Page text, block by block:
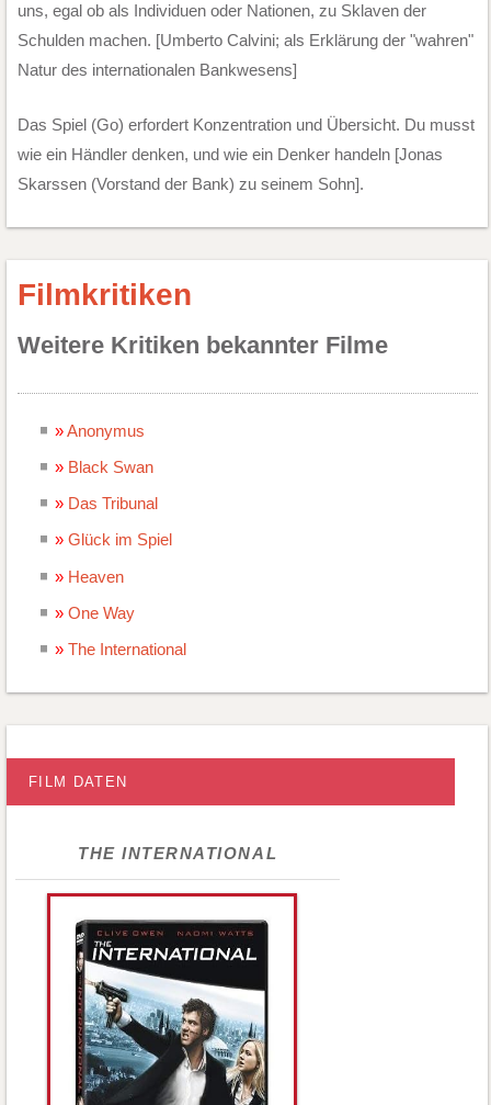
uns, egal ob als Individuen oder Nationen, zu Sklaven der
Schulden machen. [Umberto Calvini; als Erklärung der "wahren"
Natur des internationalen Bankwesens]
Das Spiel (Go) erfordert Konzentration und Übersicht. Du musst
wie ein Händler denken, und wie ein Denker handeln [Jonas
Skarssen (Vorstand der Bank) zu seinem Sohn].
Filmkritiken
Weitere Kritiken bekannter Filme
Anonymus
Black Swan
Das Tribunal
Glück im Spiel
Heaven
One Way
The International
FILM DATEN
THE INTERNATIONAL